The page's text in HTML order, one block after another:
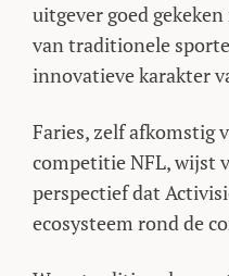
uitgever goed
van traditionele
innovatieve karakter
Faries, zelf afkomstig
competitie NFL, wijst
perspectief dat
ecosysteem rond de